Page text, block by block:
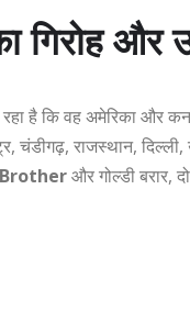
और
रहा है कि वह अमेरिका और
चंडीगढ़, राजस्थान,
Brotherऔर गोल्डी बरार,